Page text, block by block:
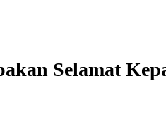
Selamat